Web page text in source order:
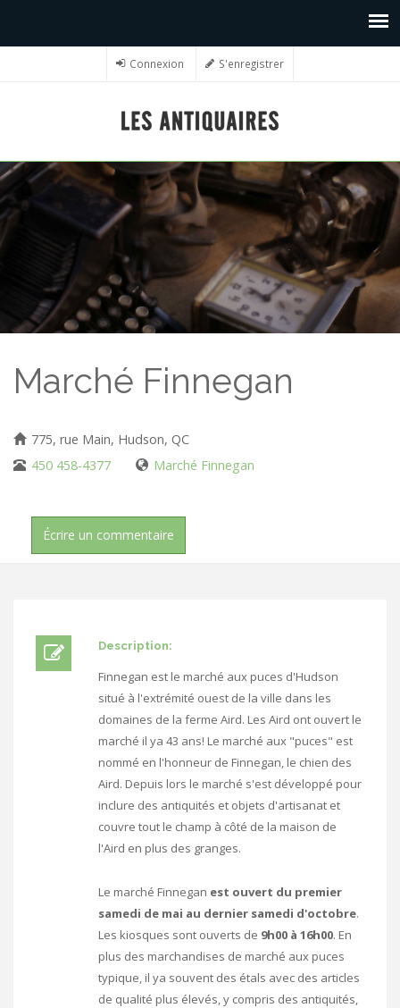
Connexion S'enregistrer
Marché Finnegan
775, rue Main, Hudson, QC
450 458-4377
Marché Finnegan
Écrire un commentaire
Description:
Finnegan est le marché aux puces d'Hudson
situé à l'extrémité ouest de la ville dans les
domaines de la ferme Aird. Les Aird ont ouvert le
marché il ya 43 ans! Le marché aux "puces" est
nommé en l'honneur de Finnegan, le chien des
Aird. Depuis lors le marché s'est développé pour
inclure des antiquités et objets d'artisanat et
couvre tout le champ à côté de la maison de
l'Aird en plus des granges.
Le marché Finnegan est ouvert du premier
samedi de mai au dernier samedi d'octobre.
Les kiosques sont ouverts de 9h00 à 16h00. En
plus des marchandises de marché aux puces
typique, il ya souvent des étals avec des articles
de qualité plus élevés, y compris des antiquités,